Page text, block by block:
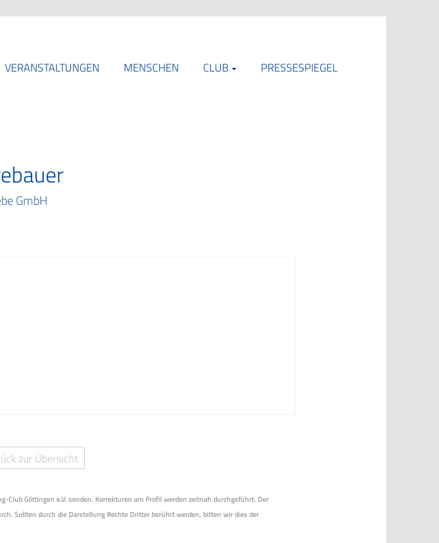
VERANSTALTUNGEN MENSCHEN CLUB PRESSESPIEGEL
GmbH
zur Übersicht
Göttingen e.V. senden. Korrekturen am Profil werden zeitnah durchgeführt. Der
Sollten durch die Darstellung Rechte Dritter berührt werden, bitten wir dies der